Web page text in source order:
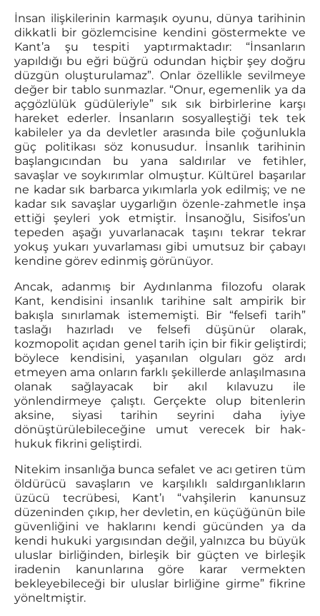
İnsan ilişkilerinin karmaşık oyunu, dünya tarihinin
dikkatli bir gözlemcisine kendini göstermekte ve
Kant’a şu tespiti yaptırmaktadır: “İnsanların
yapıldığı bu eğri büğrü odundan hiçbir şey doğru
düzgün oluşturulamaz”. Onlar özellikle sevilmeye
değer bir tablo sunmazlar. “Onur, egemenlik ya da
açgözlülük güdüleriyle” sık sık birbirlerine karşı
hareket ederler. İnsanların sosyalleştiği tek tek
kabileler ya da devletler arasında bile çoğunlukla
güç politikası söz konusudur. İnsanlık tarihinin
başlangıcından bu yana saldırılar ve fetihler,
savaşlar ve soykırımlar olmuştur. Kültürel başarılar
ne kadar sık barbarca yıkımlarla yok edilmiş; ve ne
kadar sık savaşlar uygarlığın özenle-zahmetle inşa
ettiği şeyleri yok etmiştir. İnsanoğlu, Sisifos’un
tepeden aşağı yuvarlanacak taşını tekrar tekrar
yokuş yukarı yuvarlaması gibi umutsuz bir çabayı
kendine görev edinmiş görünüyor.
Ancak, adanmış bir Aydınlanma filozofu olarak
Kant, kendisini insanlık tarihine salt ampirik bir
bakışla sınırlamak istememişti. Bir “felsefi tarih”
taslağı hazırladı ve felsefi düşünür olarak,
kozmopolit açıdan genel tarih için bir fikir geliştirdi;
böylece kendisini, yaşanılan olguları göz ardı
etmeyen ama onların farklı şekillerde anlaşılmasına
olanak sağlayacak bir akıl kılavuzu ile
yönlendirmeye çalıştı. Gerçekte olup bitenlerin
aksine, siyasi tarihin seyrini daha iyiye
dönüştürülebileceğine umut verecek bir hak-
hukuk fikrini geliştirdi.
Nitekim insanlığa bunca sefalet ve acı getiren tüm
öldürücü savaşların ve karşılıklı saldırganlıkların
üzücü tecrübesi, Kant’ı “vahşilerin kanunsuz
düzeninden çıkıp, her devletin, en küçüğünün bile
güvenliğini ve haklarını kendi gücünden ya da
kendi hukuki yargısından değil, yalnızca bu büyük
uluslar birliğinden, birleşik bir güçten ve birleşik
iradenin kanunlarına göre karar vermekten
bekleyebileceği bir uluslar birliğine girme” fikrine
yöneltmiştir.